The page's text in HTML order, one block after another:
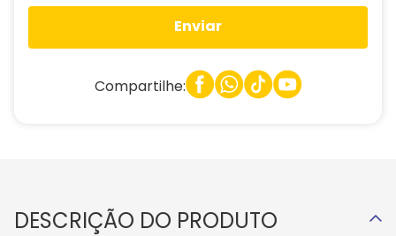
Enviar
Compartilhe:
DESCRIÇÃO DO PRODUTO